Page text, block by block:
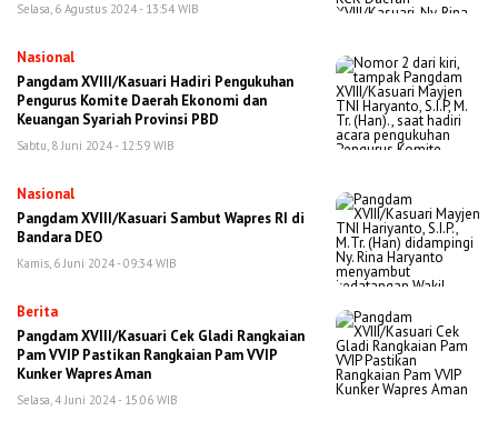
Selasa, 6 Agustus 2024 - 13:54 WIB
Nasional
Pangdam XVIII/Kasuari Hadiri Pengukuhan
Pengurus Komite Daerah Ekonomi dan
Keuangan Syariah Provinsi PBD
Sabtu, 8 Juni 2024 - 12:59 WIB
Nasional
Pangdam XVIII/Kasuari Sambut Wapres RI di
Bandara DEO
Kamis, 6 Juni 2024 - 09:34 WIB
Berita
Pangdam XVIII/Kasuari Cek Gladi Rangkaian
Pam VVIP Pastikan Rangkaian Pam VVIP
Kunker Wapres Aman
Selasa, 4 Juni 2024 - 15:06 WIB